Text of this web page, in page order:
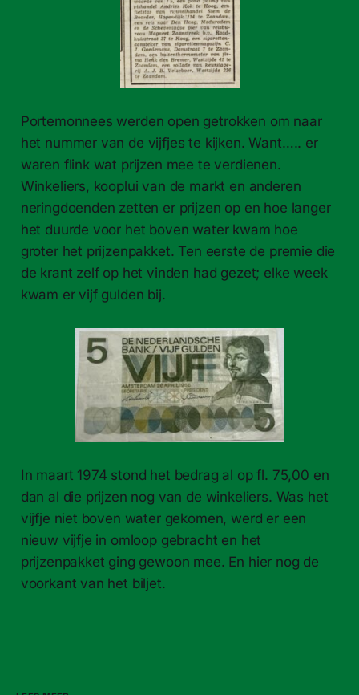
Portemonnees werden open getrokken om naar
het nummer van de vijfjes te kijken. Want….. er
waren flink wat prijzen mee te verdienen.
Winkeliers, kooplui van de markt en anderen
neringdoenden zetten er prijzen op en hoe langer
het duurde voor het boven water kwam hoe
groter het prijzenpakket. Ten eerste de premie die
de krant zelf op het vinden had gezet; elke week
kwam er vijf gulden bij.
In maart 1974 stond het bedrag al op fl. 75,00 en
dan al die prijzen nog van de winkeliers. Was het
vijfje niet boven water gekomen, werd er een
nieuw vijfje in omloop gebracht en het
prijzenpakket ging gewoon mee. En hier nog de
voorkant van het biljet.